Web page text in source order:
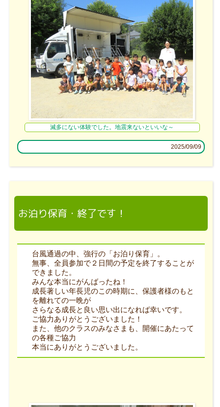
滅多にない体験でした。地震来ないといいな～
2025/09/09
お泊り保育・終了です！
台風通過の中、強行の「お泊り保育」。
無事、全員参加で２日間の予定を終了することが
できました。
みんな本当にがんばったね！
成長著しい年長児のこの時期に、保護者様のもと
を離れての一晩が
さらなる成長と良い思い出になれば幸いです。
ご協力ありがとうございました！
また、他のクラスのみなさまも、開催にあたって
の各種ご協力
本当にありがとうございました。